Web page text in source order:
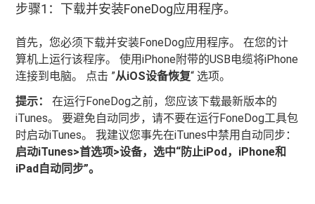
步骤1：下载并安装FoneDog应用程序。
首先，您必须下载并安装FoneDog应用程序。 在您的计
算机上运行该程序。 使用iPhone附带的USB电缆将iPhone
连接到电脑。 点击 ”从iOS设备恢复“ 选项。
提示：
在运行FoneDog之前，您应该下载最新版本的
iTunes。 要避免自动同步，请不要在运行FoneDog工具包
时启动iTunes。 我建议您事先在iTunes中禁用自动同步：
启动iTunes>首选项>设备，选中“防止iPod，iPhone和
iPad自动同步”。